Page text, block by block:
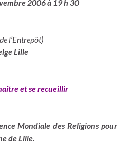
2006 à 19 h 30
l’Entrepôt)
Lille
et se recueillir
Mondiale des Religions pour
de Lille.